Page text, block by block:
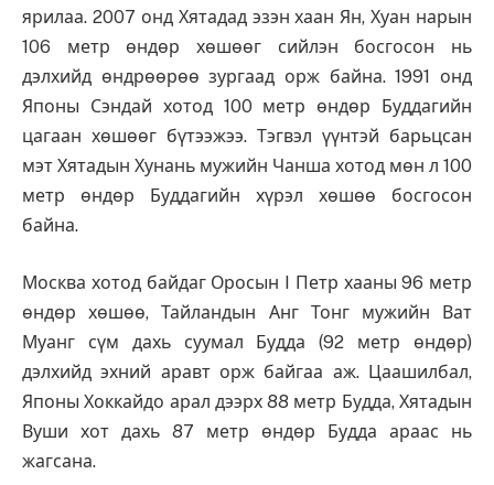
ярилаа. 2007 онд Хятадад эзэн хаан Ян, Хуан нарын
106 метр өндөр хөшөөг сийлэн босгосон нь
дэлхийд өндрөөрөө зургаад орж байна. 1991 онд
Японы Сэндай хотод 100 метр өндөр Буддагийн
цагаан хөшөөг бүтээжээ. Тэгвэл үүнтэй барьцсан
мэт Хятадын Хунань мужийн Чанша хотод мөн л 100
метр өндөр Буддагийн хүрэл хөшөө босгосон
байна.
Москва хотод байдаг Оросын I Петр хааны 96 метр
өндөр хөшөө, Тайландын Анг Тонг мужийн Ват
Муанг сүм дахь суумал Будда (92 метр өндөр)
дэлхийд эхний аравт орж байгаа аж. Цаашилбал,
Японы Хоккайдо арал дээрх 88 метр Будда, Хятадын
Вуши хот дахь 87 метр өндөр Будда араас нь
жагсана.